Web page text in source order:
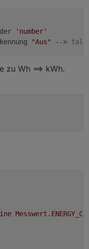
'number'
"Aus" -->
zu Wh ==> kWh.